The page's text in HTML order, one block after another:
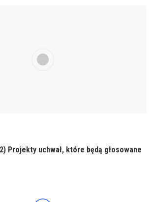
Projekty uchwał, które będą głosowane